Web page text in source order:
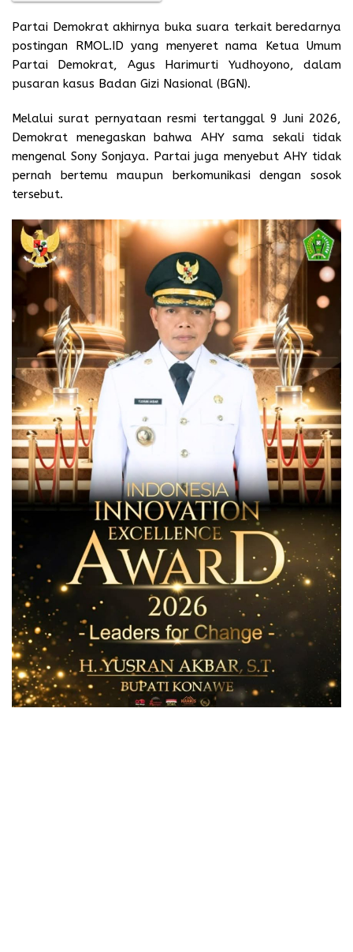
Partai Demokrat akhirnya buka suara terkait beredarnya
postingan RMOL.ID yang menyeret nama Ketua Umum
Partai Demokrat, Agus Harimurti Yudhoyono, dalam
pusaran kasus Badan Gizi Nasional (BGN).
Melalui surat pernyataan resmi tertanggal 9 Juni 2026,
Demokrat menegaskan bahwa AHY sama sekali tidak
mengenal Sony Sonjaya. Partai juga menyebut AHY tidak
pernah bertemu maupun berkomunikasi dengan sosok
tersebut.